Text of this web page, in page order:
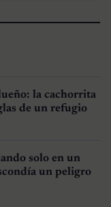
la cachorrita
de un refugio
solo en un
un peligro